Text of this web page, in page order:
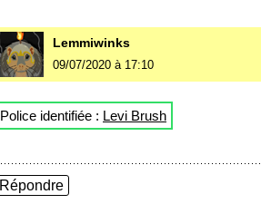
Lemmiwinks
09/07/2020 à 17:10
Police identifiée : Levi Brush
Répondre